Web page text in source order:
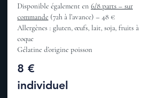
Disponible également en 6/8 parts – sur
commande (72h à l’avance) – 48 €
Allergènes : gluten, œufs, lait, soja, fruits à
coque
Gélatine d’origine poisson
8 €
individuel